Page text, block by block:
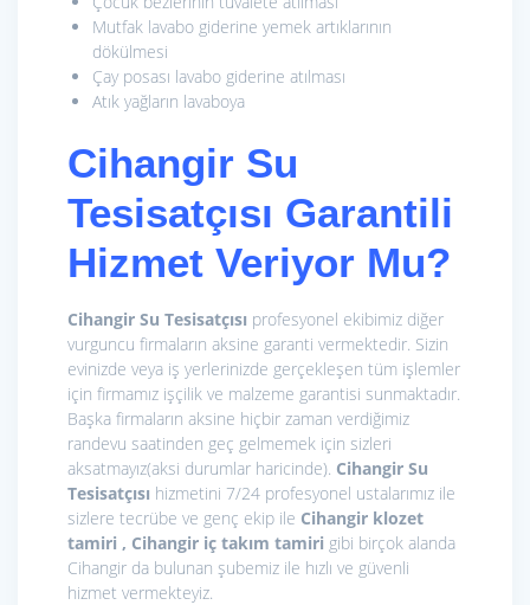
Mutfak lavabo giderine yemek artıklarının
dökülmesi
Çay posası lavabo giderine atılması
Atık yağların lavaboya
Cihangir Su
Tesisatçısı Garantili
Hizmet Veriyor Mu?
Cihangir Su Tesisatçısı profesyonel ekibimiz diğer
vurguncu firmaların aksine garanti vermektedir. Sizin
evinizde veya iş yerlerinizde gerçekleşen tüm işlemler
için firmamız işçilik ve malzeme garantisi sunmaktadır.
Başka firmaların aksine hiçbir zaman verdiğimiz
randevu saatinden geç gelmemek için sizleri
aksatmayız(aksi durumlar haricinde). Cihangir Su
Tesisatçısı hizmetini 7/24 profesyonel ustalarımız ile
sizlere tecrübe ve genç ekip ile Cihangir klozet
tamiri , Cihangir iç takım tamiri gibi birçok alanda
Cihangir da bulunan şubemiz ile hızlı ve güvenli
hizmet vermekteyiz.